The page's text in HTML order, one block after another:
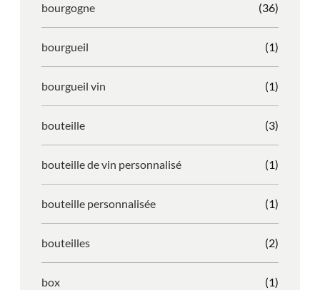
bourgogne (36)
bourgueil (1)
bourgueil vin (1)
bouteille (3)
bouteille de vin personnalisé (1)
bouteille personnalisée (1)
bouteilles (2)
box (1)